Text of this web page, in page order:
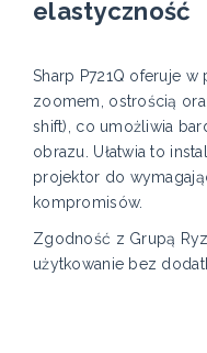
elastyczność
Sharp P721Q oferuje w
zoomem, ostrością
shift), co umożliwia
obrazu. Ułatwia to
projektor do
kompromisów.
Zgodność z Grupą
użytkowanie bez